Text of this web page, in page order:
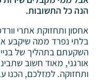
הנה כל התשובות.
אחסון ותחזוקת אתרי
בלתי נפרד ממה שיקבע
השקעתם בתהליך של בניית
אורגני, מאוד חשוב
ותחזוקה. למזלכם, הכנו